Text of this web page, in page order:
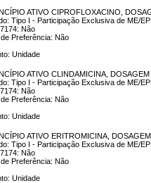
ATIVO CIPROFLOXACINO,
Tipo I - Participação Exclusiva de ME/
Não
Preferência: Não
Unidade
ATIVO CLINDAMICINA, DOSAGEM
Tipo I - Participação Exclusiva de ME/
Não
Preferência: Não
Unidade
ATIVO ERITROMICINA,
Tipo I - Participação Exclusiva de ME/
Não
Preferência: Não
Unidade